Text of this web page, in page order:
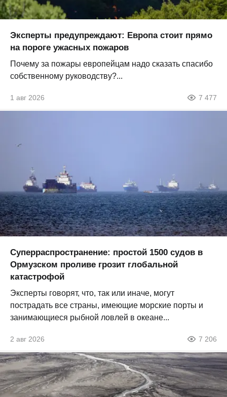
Эксперты предупреждают: Европа стоит прямо
на пороге ужасных пожаров
Почему за пожары европейцам надо сказать спасибо
собственному руководству?...
1 авг 2026 7 477
Суперраспространение: простой 1500 судов в
Ормузском проливе грозит глобальной
катастрофой
Эксперты говорят, что, так или иначе, могут
пострадать все страны, имеющие морские порты и
занимающиеся рыбной ловлей в океане...
2 авг 2026 7 206